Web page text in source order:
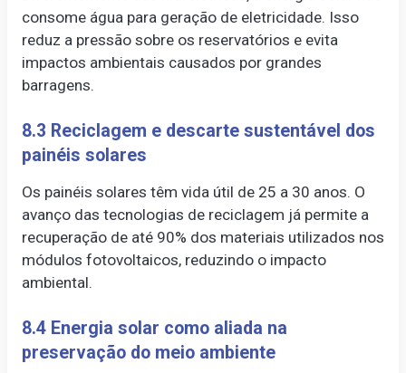
consome água para geração de eletricidade. Isso
reduz a pressão sobre os reservatórios e evita
impactos ambientais causados por grandes
barragens.
8.3 Reciclagem e descarte sustentável dos
painéis solares
Os painéis solares têm vida útil de 25 a 30 anos. O
avanço das tecnologias de reciclagem já permite a
recuperação de até 90% dos materiais utilizados nos
módulos fotovoltaicos, reduzindo o impacto
ambiental.
8.4 Energia solar como aliada na
preservação do meio ambiente